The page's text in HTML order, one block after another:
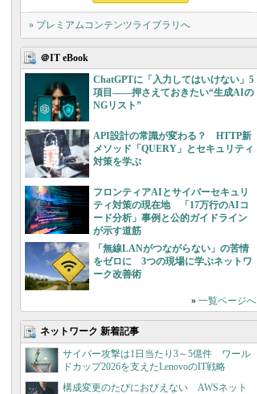
» プレミアムコンテンツライブラリへ
＠IT eBook
ChatGPTに「入力してはいけない」5
項目――押さえておきたい“生成AIの
NGリスト”
API設計の常識が変わる？ HTTP新
メソッド「QUERY」とセキュリティ
対策を学ぶ
フロンティアAIとサイバーセキュリ
ティ対策の現在地 「17万行のAIコ
ード分析」事例と公的ガイドライン
が示す道筋
「無線LANがつながらない」の苦情
をゼロに 3つの現場に学ぶネットワ
ーク改善術
» 一覧ページへ
ネットワーク 新着記事
サイバー攻撃は1日当たり3～5億件 ワール
ドカップ2026を支えたLenovoのIT戦略
構成変更のたびにおびえない AWSネット